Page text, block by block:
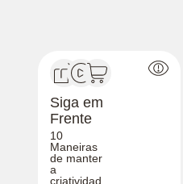
Siga em
Frente
10
Maneiras
de manter
a
criatividad